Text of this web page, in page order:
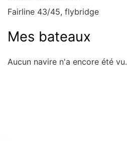
Fairline 43/45, flybridge
Mes bateaux
Aucun navire n'a encore été vu.